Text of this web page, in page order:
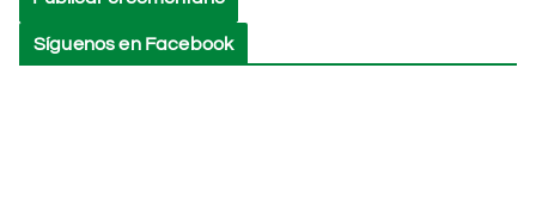
Síguenos en Facebook